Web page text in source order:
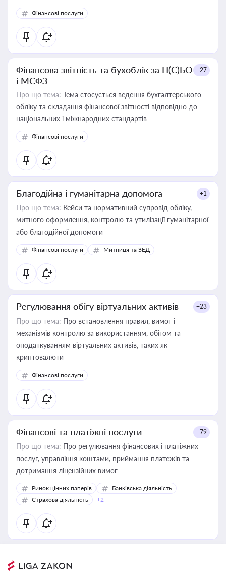
Фінансові послуги
Фінансова звітність та бухоблік за П(С)БО
і МСФЗ
+27
Про що тема: Тема стосується ведення бухгалтерського
обліку та складання фінансової звітності відповідно до
національних і міжнародних стандартів
Фінансові послуги
Благодійна і гуманітарна допомога +1
Про що тема: Кейси та нормативний супровід обліку,
митного оформлення, контролю та утилізації гуманітарної
або благодійної допомоги
Фінансові послуги Митниця та ЗЕД
Регулювання обігу віртуальних активів +23
Про що тема: Про встановлення правил, вимог і
механізмів контролю за використанням, обігом та
оподаткуванням віртуальних активів, таких як
криптовалюти
Фінансові послуги
Фінансові та платіжні послуги +79
Про що тема: Про регулювання фінансових і платіжних
послуг, управління коштами, приймання платежів та
дотримання ліцензійних вимог
Ринок цінних паперів
Банківська діяльність
Страхова діяльність
+2